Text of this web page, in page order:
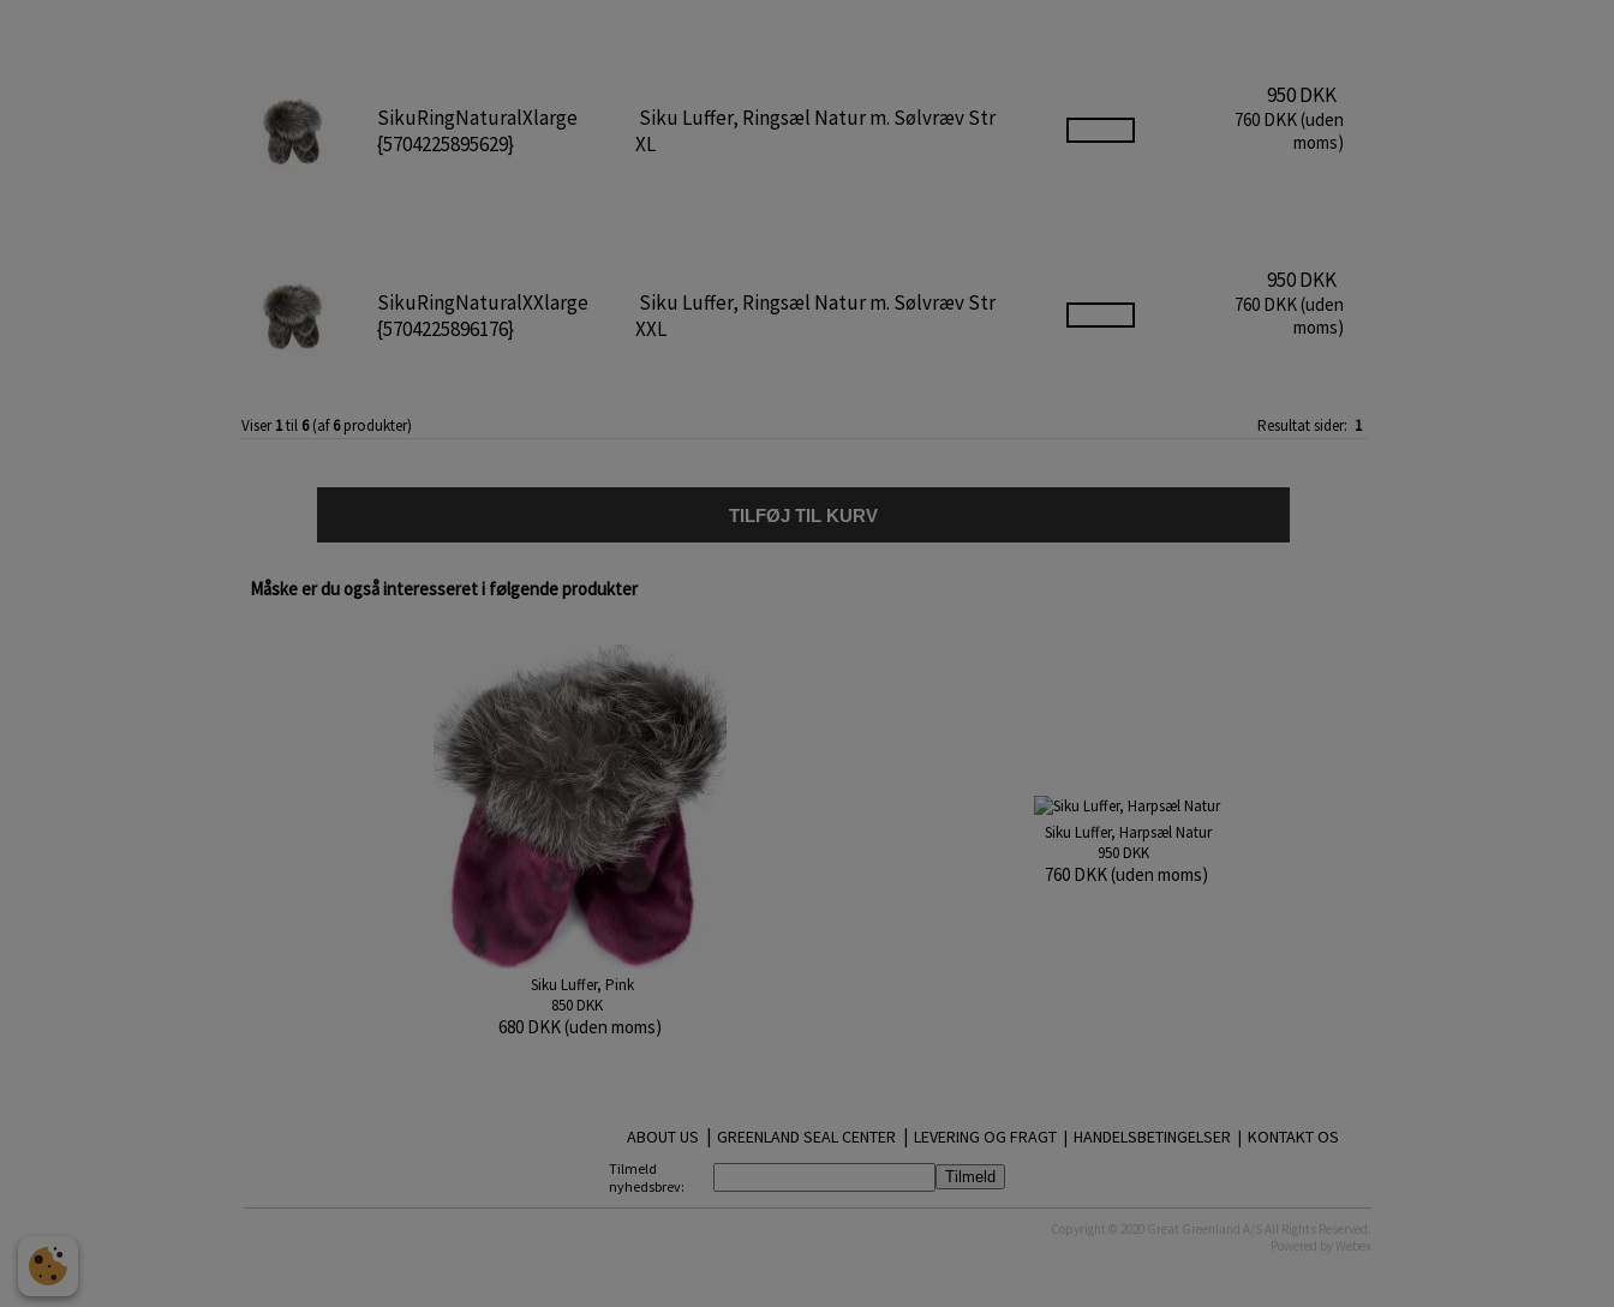
SikuRingNaturalXlarge
{5704225895629}
Siku Luffer, Ringsæl Natur m. Sølvræv Str
XL
950 DKK
760 DKK (uden
moms)
SikuRingNaturalXXlarge
{5704225896176}
Siku Luffer, Ringsæl Natur m. Sølvræv Str
XXL
950 DKK
760 DKK (uden
moms)
Viser1til 6(af6produkter) Resultat sider: 1
TILFØJ TIL KURV
Måske er du også interesseret i følgende produkter
Siku Luffer, Pink
850 DKK
680 DKK (uden moms)
Siku Luffer, Harpsæl Natur
950 DKK
760 DKK (uden moms)
ABOUT US | GREENLAND SEAL CENTER | LEVERING OG FRAGT | HANDELSBETINGELSER | KONTAKT OS
Tilmeld
nyhedsbrev:
Copyright © 2020 Great Greenland A/S All Rights Reserved.
Powered by
Webex